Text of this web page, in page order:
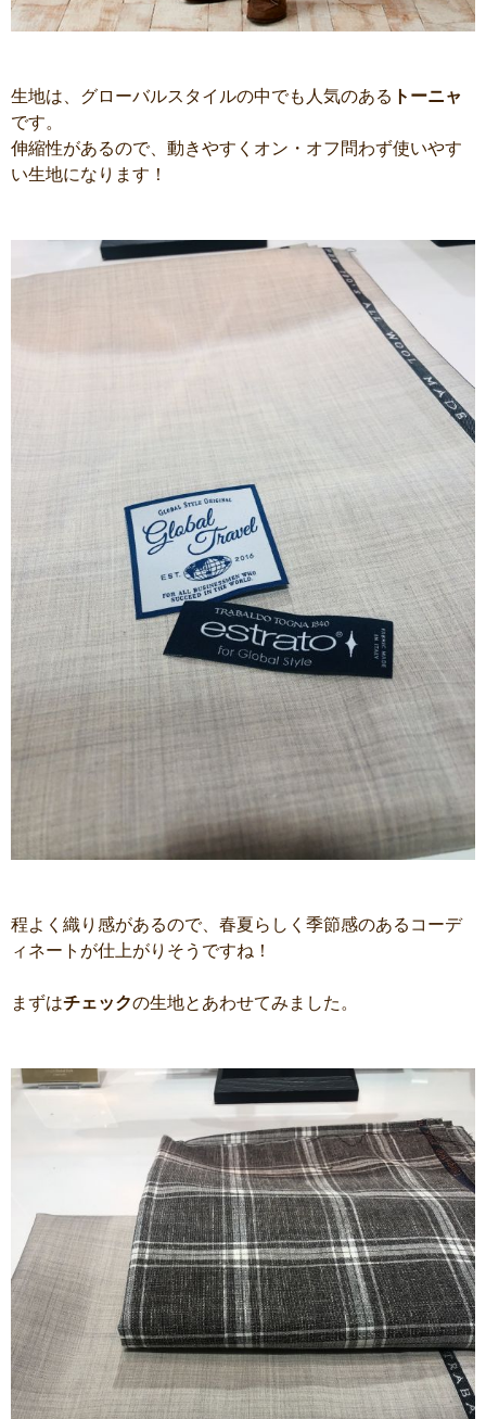
生地は、グローバルスタイルの中でも人気のある トーニャ
です。
伸縮性があるので、動きやすくオン・オフ問わず使いやす
い生地になります！
程よく織り感があるので、春夏らしく季節感のあるコーデ
ィネートが仕上がりそうですね！
まずはチェックの生地とあわせてみました。